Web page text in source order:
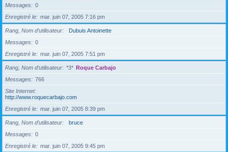
Messages
0
Enregistré le
mar. juin 07, 2005 7:16 pm
Rang, Nom d’utilisateur
Dubuis Antoinette
Messages
0
Enregistré le
mar. juin 07, 2005 7:51 pm
Rang, Nom d’utilisateur *3* Roque Carbajo
Messages
766
Site Internet
http://www.roquecarbajo.com
Enregistré le
mar. juin 07, 2005 8:39 pm
Rang, Nom d’utilisateur
bruce
Messages
0
Enregistré le
mar. juin 07, 2005 9:45 pm